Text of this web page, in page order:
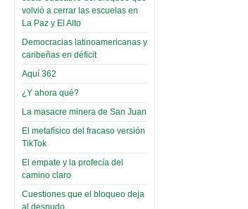
Leer Más...
Docentes y estudiantes de
Trabajo Social de la UMSA
elegirán directora
Viernes, 14 Octubre 2022
Leer Más...
“Tuna Femenina San Andrés”
toca y canta con coraje
Miércoles, 14 Septiembre 2022
Leer Más...
Posesionan a dirigentes de
Asociación de Docentes
Domingo, 14 Agosto 2022
parcialmente
El Infamatorio
Miércoles, 09 Diciembre 2020
Read more...
Interpretación
de un álbum de
narco-fotos
(Miscelánea
Palaciega 8)
El Infamatorio
Miércoles, 19 Junio 2019
Read more...
volvió a cerrar las escuelas en
La Paz y El Alto
Democracias latinoamericanas y
caribeñas en déficit
Aquí 362
¿Y ahora qué?
La masacre minera de San Juan
El metafísico del fracaso versión
TikTok
El empate y la profecía del
camino claro
Cuestiones que el bloqueo deja
al desnudo